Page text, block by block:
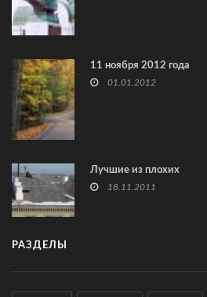
11 ноября 2012 года
01.01.2012
Лучшие из плохих
18.11.2011
РАЗДЕЛЫ